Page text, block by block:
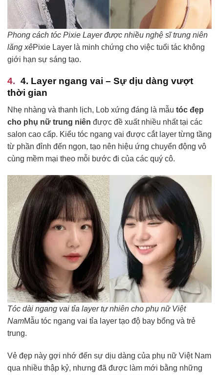
Phong cách tóc Pixie Layer được nhiều nghệ sĩ trung niên
lăng xêPixie Layer là minh chứng cho việc tuổi tác không
giới hạn sự sáng tạo.
4. Layer ngang vai – Sự dịu dàng vượt
thời gian
Nhẹ nhàng và thanh lịch, Lob xứng đáng là mẫu tóc đẹp
cho phụ nữ trung niên được đề xuất nhiều nhất tại các
salon cao cấp. Kiểu tóc ngang vai được cắt layer từng tầng
từ phần đỉnh đến ngọn, tạo nên hiệu ứng chuyển động vô
cùng mềm mại theo mỗi bước đi của các quý cô.
Tóc dài ngang vai tỉa layer tự nhiên cho phụ nữ Việt
NamMẫu tóc ngang vai tỉa layer tạo độ bay bổng và trẻ
trung.
Vẻ đẹp này gợi nhớ đến sự dịu dàng của phụ nữ Việt Nam
qua nhiều thập kỷ, nhưng đã được làm mới bằng những